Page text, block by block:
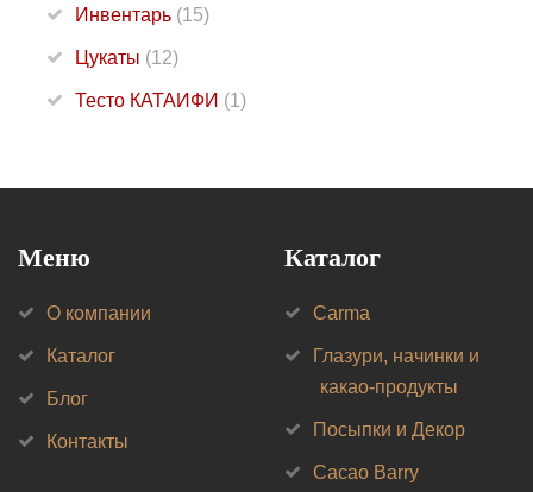
Инвентарь (15)
Цукаты (12)
Тесто КАТАИФИ (1)
Меню
О компании
Каталог
Блог
Контакты
Каталог
Carma
Глазури, начинки и
какао-продукты
Посыпки и Декор
Cacao Barry